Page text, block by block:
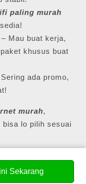
paling murah
– Mau buat kerja,
khusus buat
ada promo,
murah,
bisa lo pilih sesuai
WiFi Murah
Sekarang